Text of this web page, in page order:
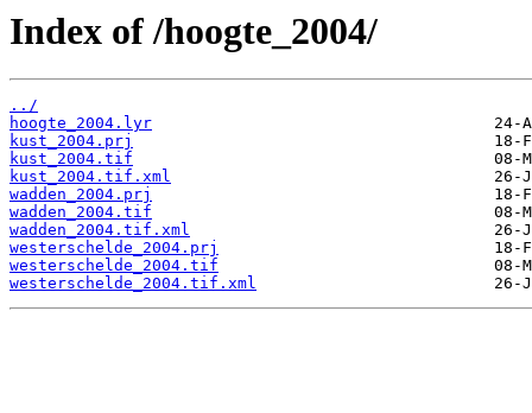
Index of /hoogte_2004/
../
hoogte_2004.lyr
kust_2004.prj
kust_2004.tif
kust_2004.tif.xml
wadden_2004.prj
wadden_2004.tif
wadden_2004.tif.xml
westerschelde_2004.prj
westerschelde_2004.tif
westerschelde_2004.tif.xml